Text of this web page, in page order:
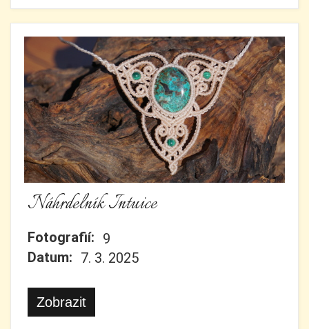
Náhrdelník Intuice
Fotografií: 9
Datum: 7. 3. 2025
Zobrazit